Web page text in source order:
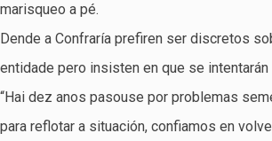
marisqueo a pé.
Dende a Confraría prefiren ser discretos
entidade pero insisten en que se
“Hai dez anos pasouse por problemas
para reflotar a situación, confiamos en